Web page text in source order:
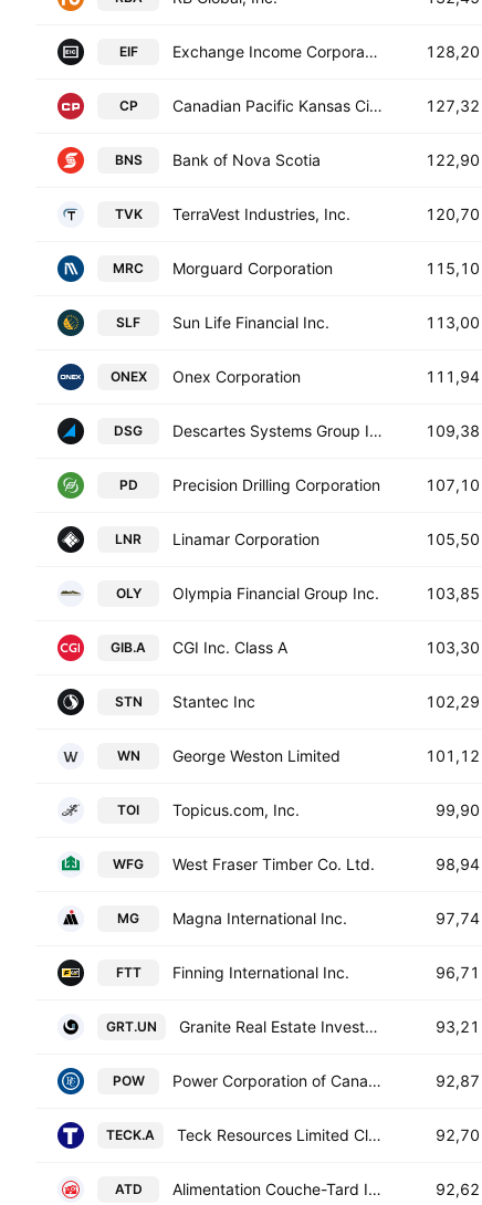
EIF Exchange Income Corporation 128,20
CP Canadian Pacific Kansas City Limited 127,32
BNS Bank of Nova Scotia 122,90
TVK TerraVest Industries, Inc. 120,70
MRC Morguard Corporation 115,10
SLF Sun Life Financial Inc. 113,00
ONEX Onex Corporation 111,94
DSG Descartes Systems Group Inc. 109,38
PD Precision Drilling Corporation 107,10
LNR Linamar Corporation 105,50
OLY Olympia Financial Group Inc. 103,85
GIB.A CGI Inc. Class A 103,30
STN Stantec Inc 102,29
WN George Weston Limited 101,12
TOI Topicus.com, Inc. 99,90
WFG West Fraser Timber Co. Ltd. 98,94
MG Magna International Inc. 97,74
FTT Finning International Inc. 96,71
GRT.UN Granite Real Estate Investment Trust 93,21
POW Power Corporation of Canada 92,87
TECK.A Teck Resources Limited Class A 92,70
ATD Alimentation Couche-Tard Inc. 92,62